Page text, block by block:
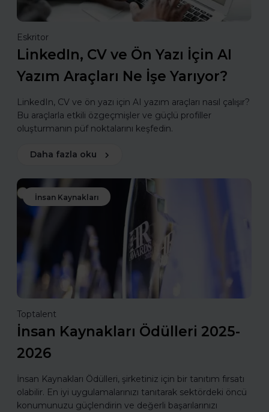
Eskritor
LinkedIn, CV ve Ön Yazı İçin AI
Yazım Araçları Ne İşe Yarıyor?
LinkedIn, CV ve ön yazı için AI yazım araçları nasıl çalışır?
Bu araçlarla etkili özgeçmişler ve güçlü profiller
oluşturmanın püf noktalarını keşfedin.
Daha fazla oku
İnsan Kaynakları
Toptalent
İnsan Kaynakları Ödülleri 2025-
2026
İnsan Kaynakları Ödülleri, şirketiniz için bir tanıtım fırsatı
olabilir. En iyi uygulamalarınızı tanıtarak sektördeki öncü
konumunuzu güçlendirin ve değerli başarılarınızı